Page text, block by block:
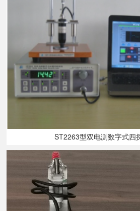
ST2263型双电测数字式四